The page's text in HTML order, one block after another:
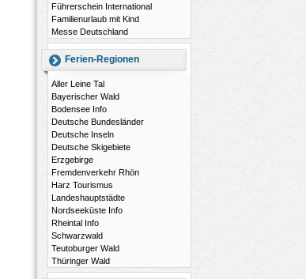
Führerschein International
Familienurlaub mit Kind
Messe Deutschland
Ferien-Regionen
Aller Leine Tal
Bayerischer Wald
Bodensee Info
Deutsche Bundesländer
Deutsche Inseln
Deutsche Skigebiete
Erzgebirge
Fremdenverkehr Rhön
Harz Tourismus
Landeshauptstädte
Nordseeküste Info
Rheintal Info
Schwarzwald
Teutoburger Wald
Thüringer Wald